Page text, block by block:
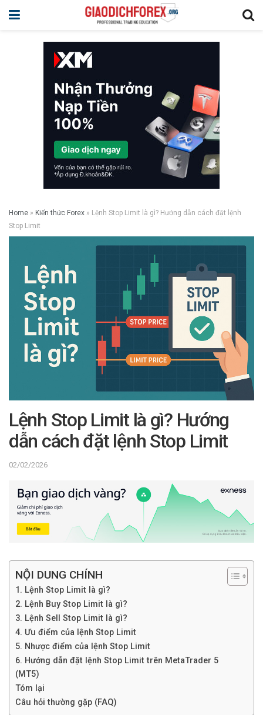
Home » Kiến thức Forex » Lệnh Stop Limit là gì? Hướng dẫn cách đặt lệnh
Stop Limit
Lệnh Stop Limit là gì? Hướng
dẫn cách đặt lệnh Stop Limit
02/02/2026
NỘI DUNG CHÍNH
1. Lệnh Stop Limit là gì?
2. Lệnh Buy Stop Limit là gì?
3. Lệnh Sell Stop Limit là gì?
4. Ưu điểm của lệnh Stop Limit
5. Nhược điểm của lệnh Stop Limit
6. Hướng dẫn đặt lệnh Stop Limit trên MetaTrader 5
(MT5)
Tóm lại
Câu hỏi thường gặp (FAQ)